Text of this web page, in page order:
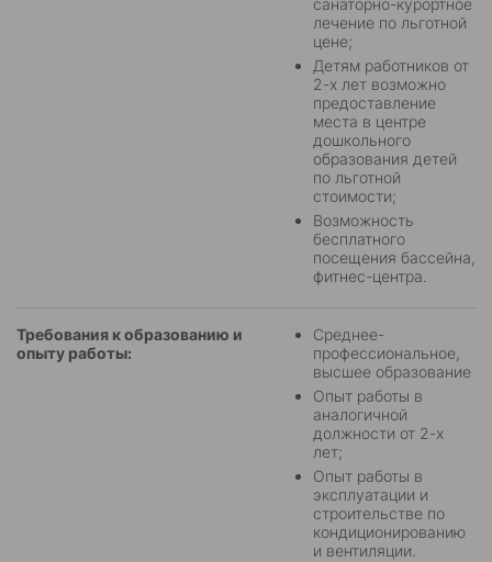
санаторно-курортное
лечение по льготной
цене;
Детям работников от
2-х лет возможно
предоставление
места в центре
дошкольного
образования детей
по льготной
стоимости;
Возможность
бесплатного
посещения бассейна,
фитнес-центра.
Требования к образованию и
опыту работы:
Среднее-
профессиональное,
высшее образование
Опыт работы в
аналогичной
должности от 2-х
лет;
Опыт работы в
эксплуатации и
строительстве по
кондиционированию
и вентиляции.